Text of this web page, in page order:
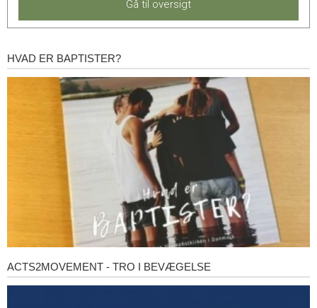
Gå til oversigt
Hvad
er
HVAD ER BAPTISTER?
Acts2Movement
-
ACTS2MOVEMENT - TRO I BEVÆGELSE